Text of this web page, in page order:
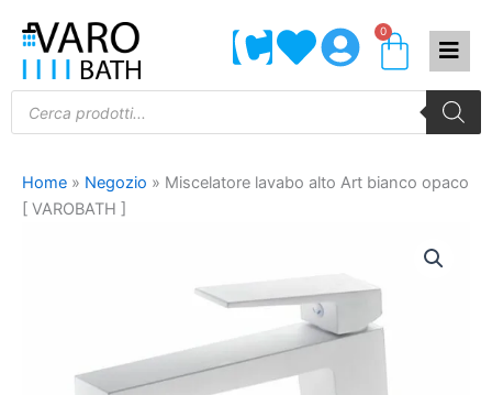
contenuto
0
Products
search
Home » Negozio » Miscelatore lavabo alto Art bianco opaco
[ VAROBATH ]